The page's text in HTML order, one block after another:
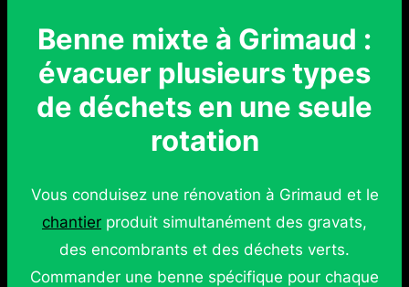
Benne mixte à Grimaud :
évacuer plusieurs types
de déchets en une seule
rotation
Vous conduisez une rénovation à Grimaud et le
chantier produit simultanément des gravats,
des encombrants et des déchets verts.
Commander une benne spécifique pour chaque